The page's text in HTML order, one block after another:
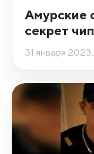
Амурские
секрет
31 января